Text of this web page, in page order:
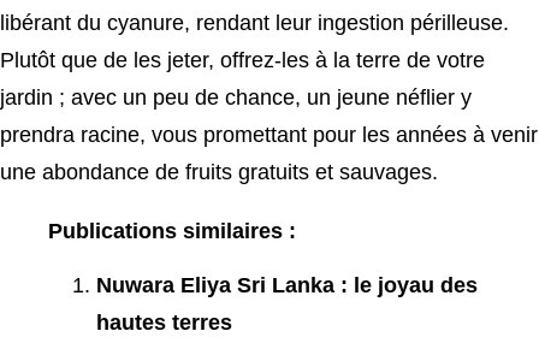
libérant du cyanure, rendant leur ingestion périlleuse.
Plutôt que de les jeter, offrez-les à la terre de votre
jardin ; avec un peu de chance, un jeune néflier y
prendra racine, vous promettant pour les années à venir
une abondance de fruits gratuits et sauvages.
Publications similaires :
Nuwara Eliya Sri Lanka : le joyau des
hautes terres